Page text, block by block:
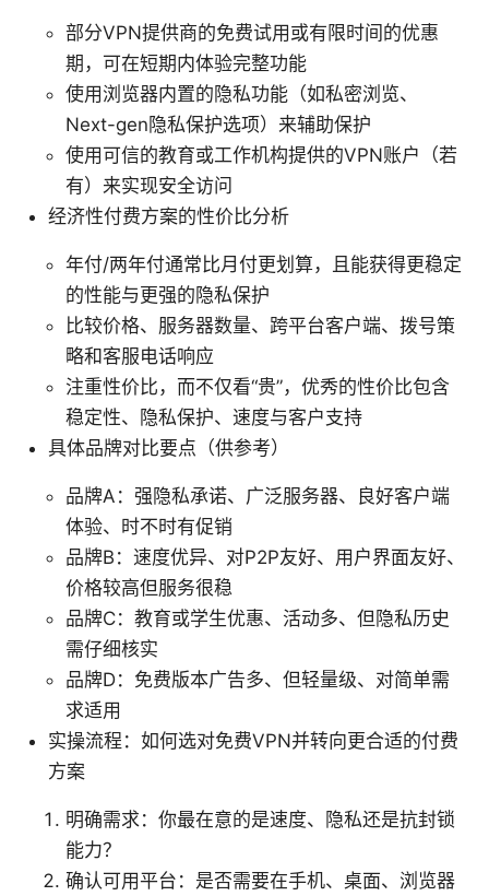
部分VPN提供商的免费试用或有限时间的优惠
期，可在短期内体验完整功能
使用浏览器内置的隐私功能（如私密浏览、
Next-gen隐私保护选项）来辅助保护
使用可信的教育或工作机构提供的VPN账户（若
有）来实现安全访问
经济性付费方案的性价比分析
年付/两年付通常比月付更划算，且能获得更稳定
的性能与更强的隐私保护
比较价格、服务器数量、跨平台客户端、拨号策
略和客服电话响应
注重性价比，而不仅看“贵”，优秀的性价比包含
稳定性、隐私保护、速度与客户支持
具体品牌对比要点（供参考）
品牌A：强隐私承诺、广泛服务器、良好客户端
体验、时不时有促销
品牌B：速度优异、对P2P友好、用户界面友好、
价格较高但服务很稳
品牌C：教育或学生优惠、活动多、但隐私历史
需仔细核实
品牌D：免费版本广告多、但轻量级、对简单需
求适用
实操流程：如何选对免费VPN并转向更合适的付费
方案
明确需求：你最在意的是速度、隐私还是抗封锁
能力？
确认可用平台：是否需要在手机、桌面、浏览器